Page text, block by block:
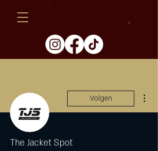
Volgen
The Jacket Spot